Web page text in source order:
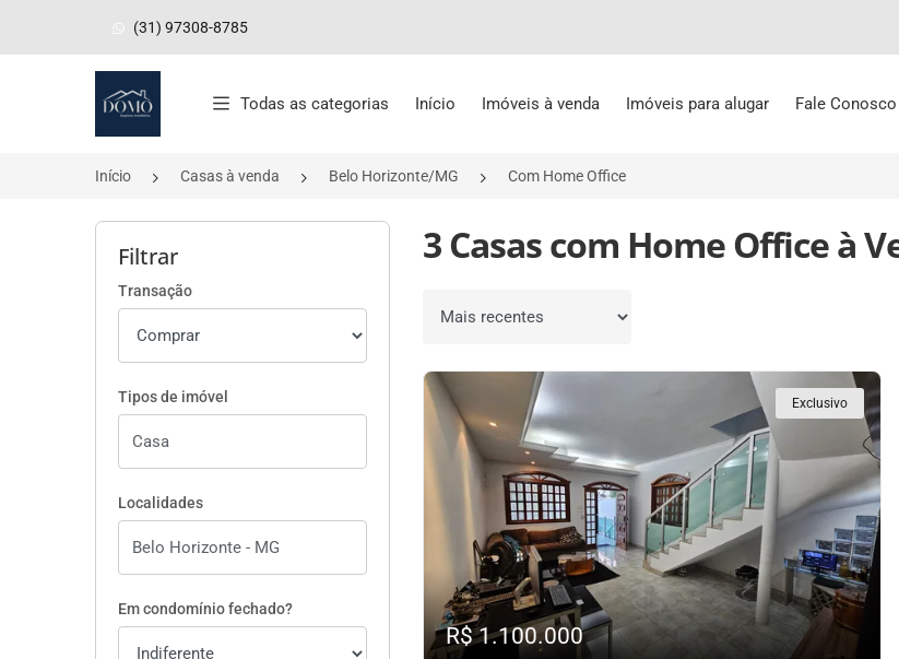
(31) 97308-8785
Página inicial
Todas as categorias Início Imóveis à venda Imóveis para alugar Fale Conosco
Início Casas à venda Belo Horizonte/MG Com Home Office
Filtrar
Transação
Tipos de imóvel
Localidades
Em condomínio fechado?
3 Casas com Home Office à
Ordenar por
Exclusivo
R$ 1.100.000